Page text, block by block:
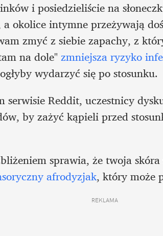
i posiedzieliście na
a okolice intymne przeżywają
zmyć z siebie zapachy, z
na dole" zmniejsza ryzyko
wydarzyć się po stosunku.
Reddit, uczestnicy
by zażyć kąpieli przed
sprawia, że twoja
afrodyzjak, który może
REKLAMA